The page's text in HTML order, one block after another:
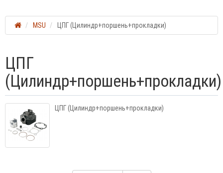
MSU ЦПГ (Цилиндр+поршень+прокладки)
ЦПГ
(Цилиндр+поршень+прокладки)
ЦПГ (Цилиндр+поршень+прокладки)